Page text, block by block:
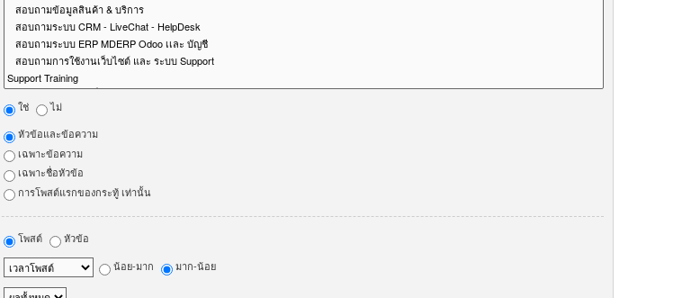
ใช่ ไม่
หัวข้อและข้อความ
เฉพาะข้อความ
เฉพาะชื่อหัวข้อ
การโพสต์แรกของกระทู้ เท่านั้น
โพสต์ หัวข้อ
น้อย-มาก มาก-น้อย